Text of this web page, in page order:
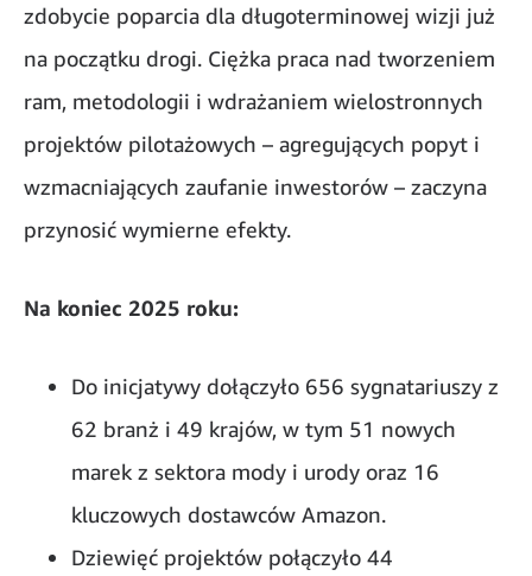
zdobycie poparcia dla długoterminowej wizji już
na początku drogi. Ciężka praca nad tworzeniem
ram, metodologii i wdrażaniem wielostronnych
projektów pilotażowych – agregujących popyt i
wzmacniających zaufanie inwestorów – zaczyna
przynosić wymierne efekty.
Na koniec 2025 roku:
Do inicjatywy dołączyło 656 sygnatariuszy z
62 branż i 49 krajów, w tym 51 nowych
marek z sektora mody i urody oraz 16
kluczowych dostawców Amazon.
Dziewięć projektów połączyło 44